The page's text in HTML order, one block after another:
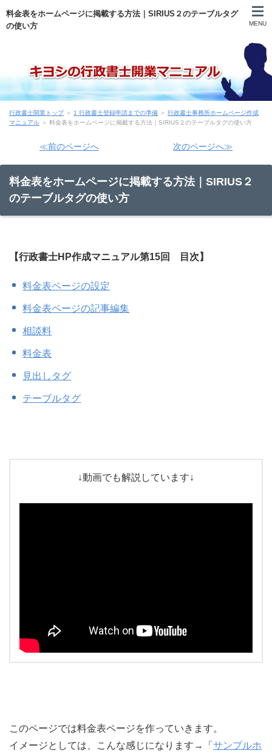
料金表をホームページに掲載する方法｜SIRIUS２のテーブルタグ
の使い方
MENU
自己紹介
目次
登録申請まで
申請後～開業前
営業
行政書士開業トップ＞ 1 行政書士登録申請までの準備 ＞ 行政書士事務所ホームページ作成
マニュアル ＞ 料金表をホームページに掲載する方法｜SIRIUS２のテーブルタグの使い方
≪前のページへ 次のページへ≫
料金表をホームページに掲載する方法｜SIRIUS２
のテーブルタグの使い方
【行政書士HP作成マニュアル第15回 目次】
料金表ページの設定
料金表ページの記事編集
相談料
料金表
見出しタグ
テーブルタグ
↓動画でも解説しています↓
このページでは料金表ページを作っていきます。
イメージとしては、こんな感じになります→「 サンプルホ